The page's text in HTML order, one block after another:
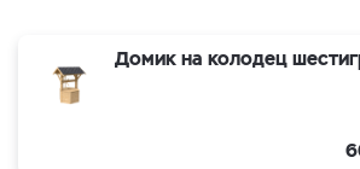
Домик на колодец